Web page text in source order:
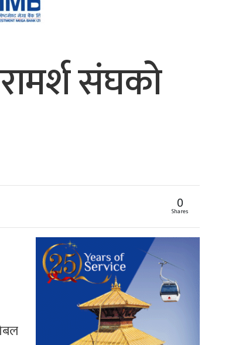
संघको
0
Shares